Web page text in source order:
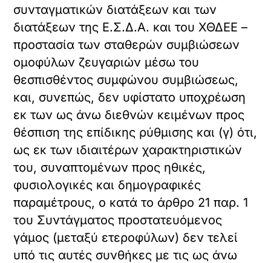
συνταγματικών διατάξεων και των
διατάξεων της Ε.Σ.Δ.Α. και του ΧΘΔΕΕ –
προστασία των σταθερών συμβιώσεων
ομοφύλων ζευγαριών μέσω του
θεσπισθέντος συμφώνου συμβιώσεως,
και, συνεπώς, δεν υφίστατο υποχρέωση
εκ των ως άνω διεθνών κειμένων προς
θέσπιση της επίδικης ρύθμισης και (γ) ότι,
ως εκ των ιδιαιτέρων χαρακτηριστικών
του, συναπτομένων προς ηθικές,
φυσιολογικές και δημογραφικές
παραμέτρους, ο κατά το άρθρο 21 παρ. 1
του Συντάγματος προστατευόμενος
γάμος (μεταξύ ετεροφύλων) δεν τελεί
υπό τις αυτές συνθήκες με τις ως άνω